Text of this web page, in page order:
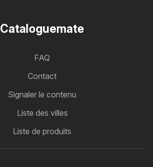
Cataloguemate
FAQ
Contact
Signaler le contenu
Liste des villes
Liste de produits